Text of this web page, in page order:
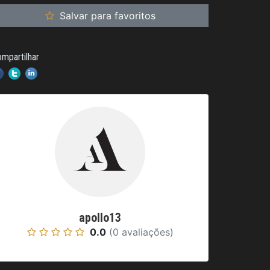
Salvar para favoritos
apollo13
0.0 (0 avaliações)